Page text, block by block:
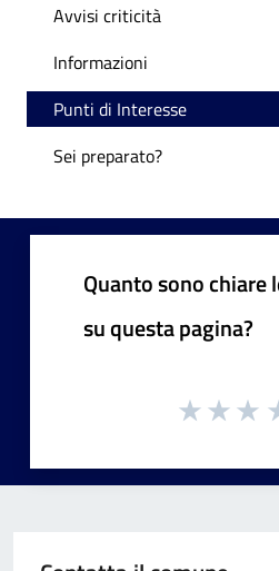
Avvisi criticità
Informazioni
Punti di Interesse
Sei preparato?
Quanto sono
su questa pagina?